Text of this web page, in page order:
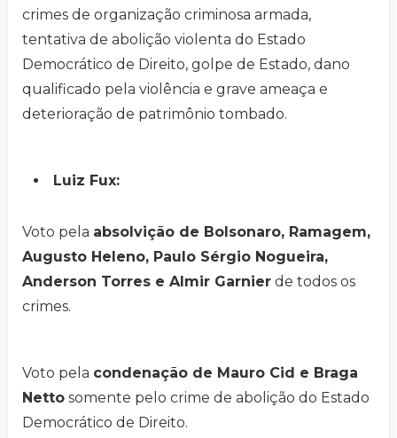
crimes de organização criminosa armada,
tentativa de abolição violenta do Estado
Democrático de Direito, golpe de Estado, dano
qualificado pela violência e grave ameaça e
deterioração de patrimônio tombado.
Luiz Fux:
Voto pela absolvição de Bolsonaro, Ramagem,
Augusto Heleno, Paulo Sérgio Nogueira,
Anderson Torres e Almir Garnier de todos os
crimes.
Voto pela condenação de Mauro Cid e Braga
Netto somente pelo crime de abolição do Estado
Democrático de Direito.